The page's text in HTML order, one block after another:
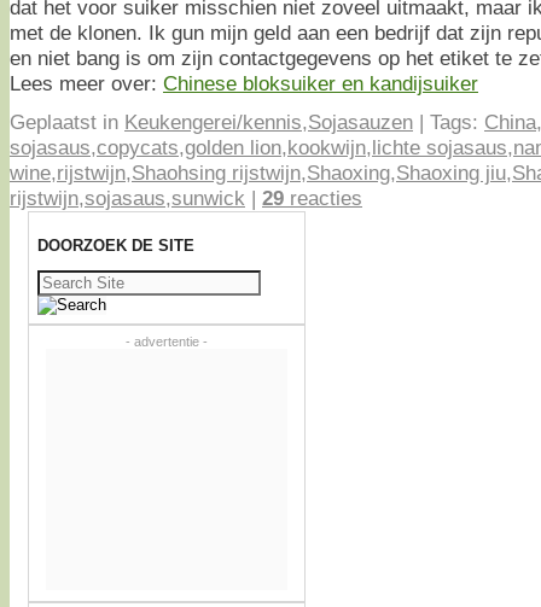
dat het voor suiker misschien niet zoveel uitmaakt, maar
met de klonen. Ik gun mijn geld aan een bedrijf dat zijn
en niet bang is om zijn contactgegevens op het etiket te
Lees meer over: Chinese bloksuiker en kandijsuiker
Geplaatst in Keukengerei/kennis,Sojasauzen | Tags: China,
sojasaus,copycats,golden lion,kookwijn,lichte sojasaus,
wine,rijstwijn,Shaohsing rijstwijn,Shaoxing,Shaoxing jiu,
rijstwijn,sojasaus,sunwick | 29 reacties
DOORZOEK DE SITE
Zoeken
naar:
- advertentie -